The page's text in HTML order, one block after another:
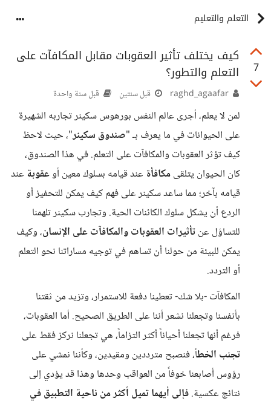
التعلم والتعليم
7
كيف يختلف تأثير العقوبات مقابل المكافآت على
التعلم والتطور؟
قبل سنتين قبل سنة واحدة
لمن لا يعلم، أجرى عالم النفس بورهوس سكينر تجاربه الشهيرة
على الحيوانات في ما يعرف بـ "صندوق سكينر"، حيث لاحظ
كيف تؤثر العقوبات والمكافآت على التعلم. في هذا الصندوق،
كان الحيوان يتلقىمكافأة عند قيامه بسلوك معين أوعقوبة عند
قيامه بآخر؛ مما ساعد سكينر على فهم كيف يمكن للتحفيز أو
الردع أن يشكل سلوك الكائنات الحية. وتجارب سكينر تلهمنا
للتساؤل عنتأثيرات العقوبات والمكافآت على الإنسان، وكيف
يمكن للبيئة من حولنا أن تساهم في توجيه مساراتنا نحو التعلم
أو التردد.
المكافآت -بلا شك- تعطينا دفعة للاستمرار، وتزيد من ثقتنا
بأنفسنا وتجعلنا نشعر أننا على الطريق الصحيح. أما العقوبات،
فرغم أنها تجعلنا أحياناً أكثر التزاماً، هي تجعلنا نركز فقط على
تجنب الخطأ، فنصبح مترددين ومقيدين، وكأننا نمشي على
رؤوس أصابعنا خوفاً من العواقب وحدها وهذا قد يؤدي إلى
نتائج عكسية.فإلى أيهما تميل أكثر من ناحية التطبيق في